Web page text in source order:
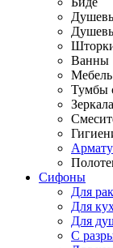
Ванны
Тумбы
Зеркала
Сифоны
Для
Для
Для
С